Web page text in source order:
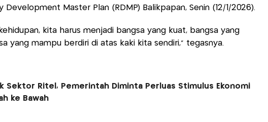
Development Master Plan (RDMP) Balikpapan, Senin (12/1/2026).
kita harus menjadi bangsa yang kuat, bangsa yang
yang mampu berdiri di atas kaki kita sendiri,” tegasnya.
Sektor Ritel, Pemerintah Diminta Perluas Stimulus Ekonomi
ke Bawah